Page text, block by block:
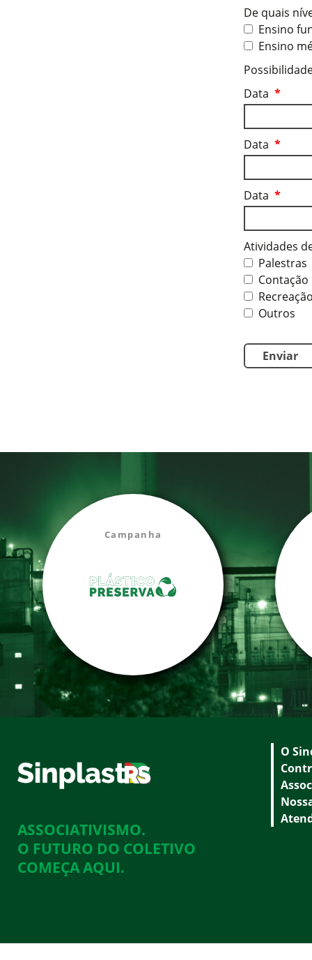
De quais
Ensino
Ensino
Data *
Data *
Data *
Atividades
Palestras
Outros
Campanha
ASSOCIATIVISMO.
O FUTURO DO COLETIVO
COMEÇA AQUI.
O